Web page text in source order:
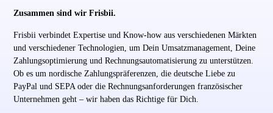
Zusammen sind wir Frisbii.
Frisbii verbindet Expertise und Know-how aus verschiedenen Märkten
und verschiedener Technologien, um Dein Umsatzmanagement, Deine
Zahlungsoptimierung und Rechnungsautomatisierung zu unterstützen.
Ob es um nordische Zahlungspräferenzen, die deutsche Liebe zu
PayPal und SEPA oder die Rechnungsanforderungen französischer
Unternehmen geht – wir haben das Richtige für Dich.